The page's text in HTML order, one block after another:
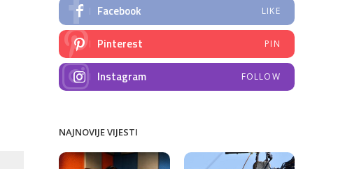
Facebook LIKE
Pinterest PIN
Instagram FOLLOW
NAJNOVIJE VIJESTI